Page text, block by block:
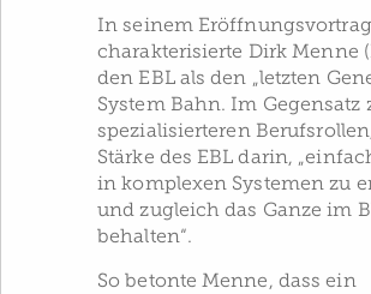
In seinem Eröffnungsvortrag
charakterisierte Dirk Menne
den EBL als den „letzten
System Bahn. Im Gegensatz
spezialisierteren
Stärke des EBL darin,
in komplexen Systemen zu
und zugleich das Ganze im
behalten“.
So betonte Menne, dass ein